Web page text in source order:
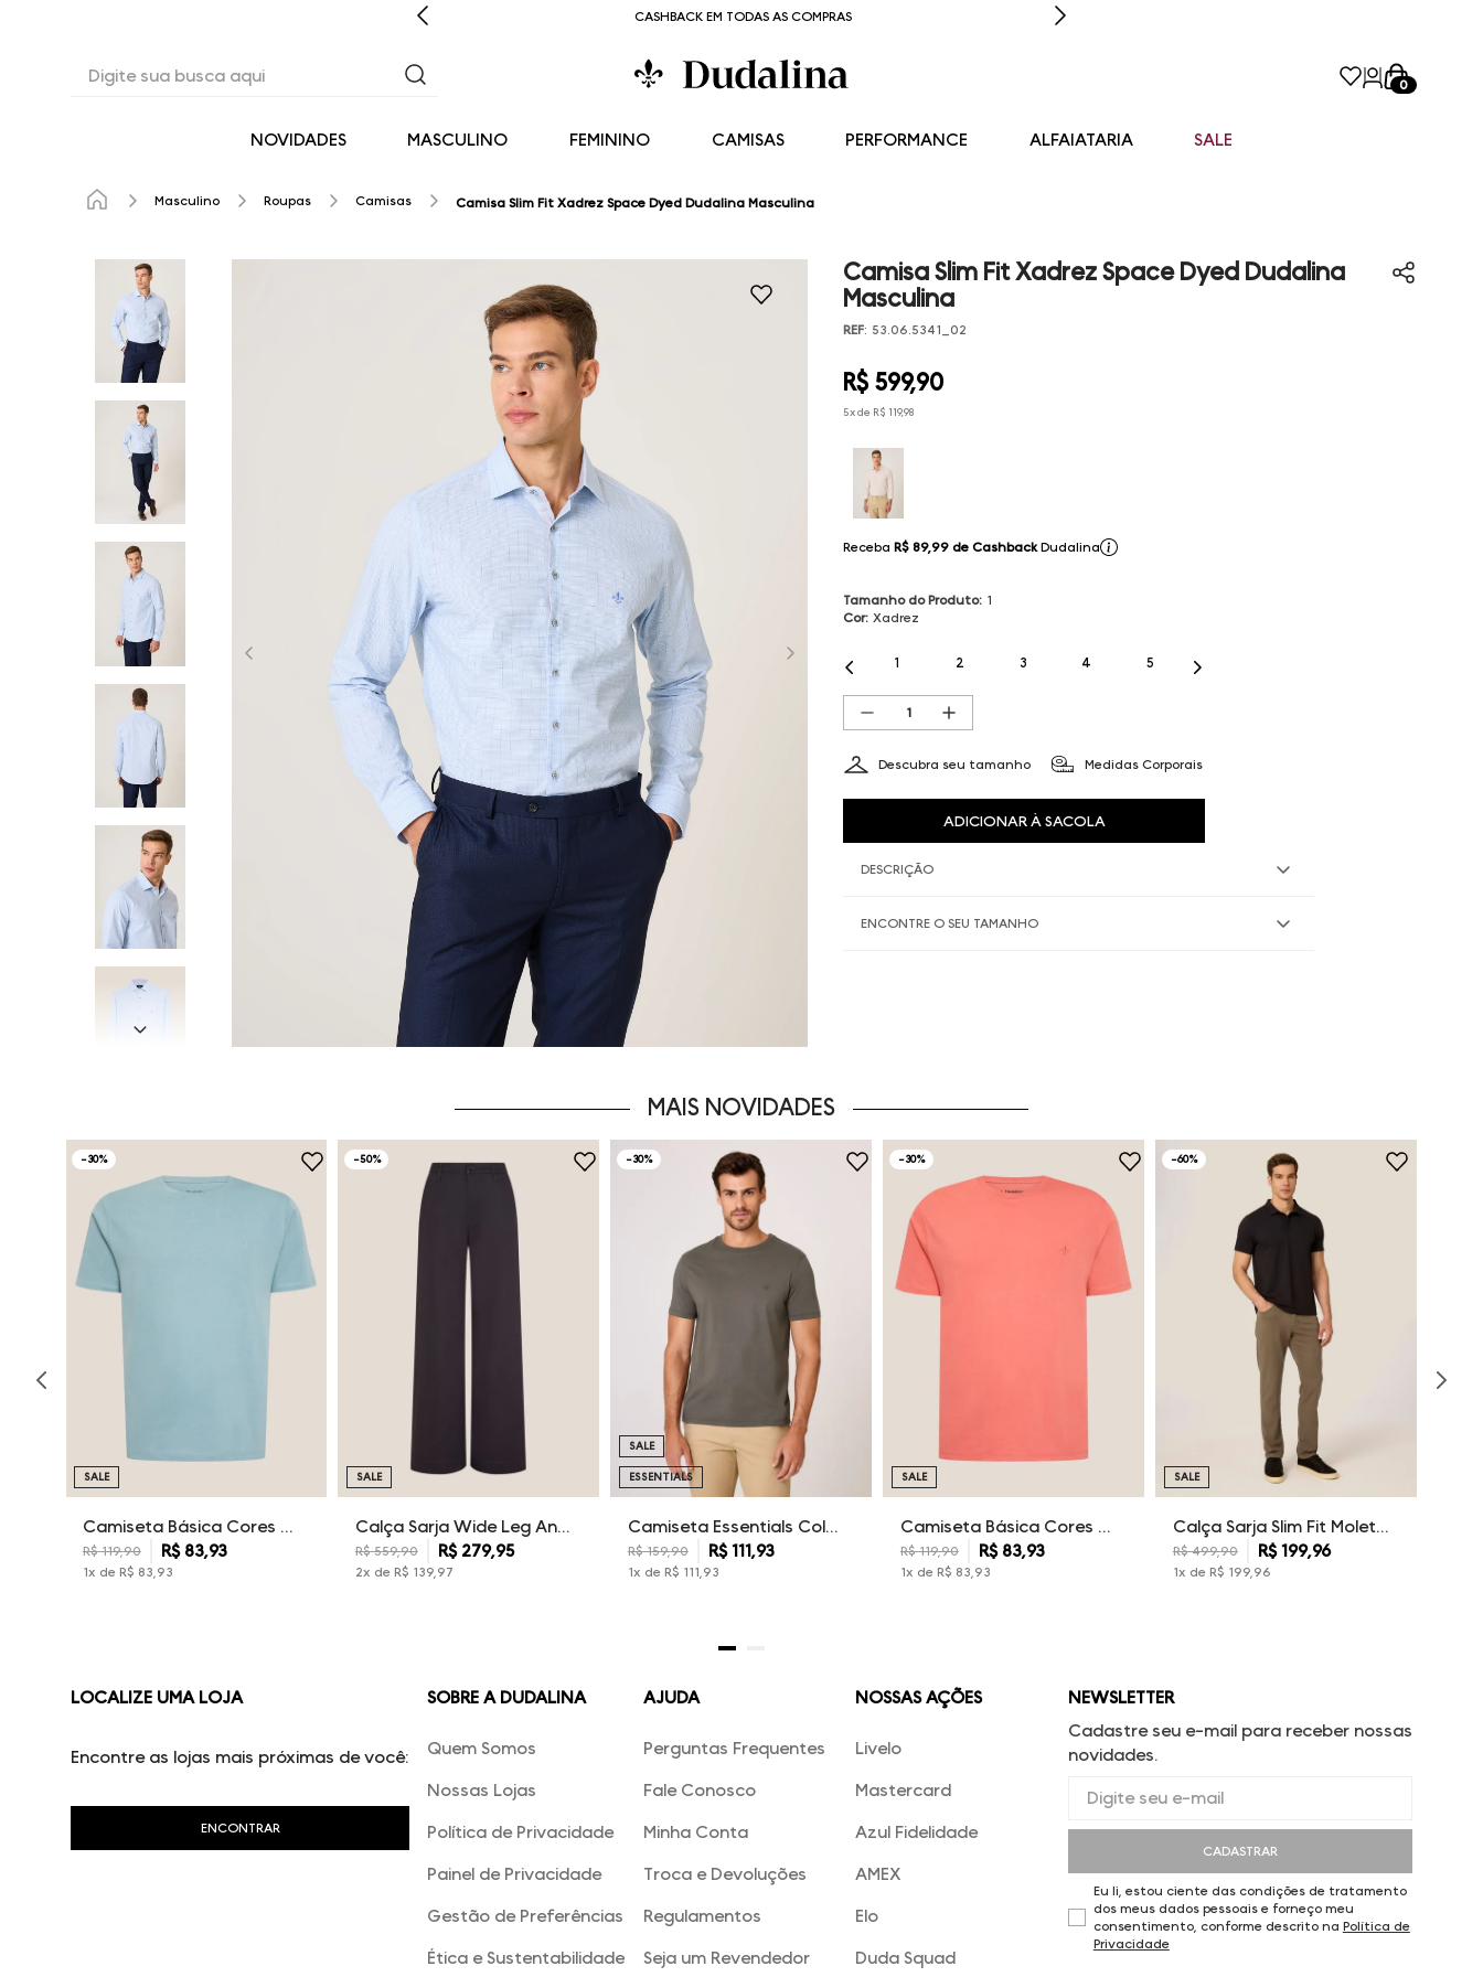
CASHBACK EM TODAS AS COMPRAS
0
NOVIDADES MASCULINO FEMININO CAMISAS PERFORMANCE ALFAIATARIA SALE
Masculino Roupas Camisas Camisa Slim Fit Xadrez Space Dyed Dudalina Masculina
Camisa Slim Fit Xadrez Space Dyed Dudalina
Masculina
REF: 53.06.5341_02
R$ 599,90
5x de R$ 119,98
Receba R$ 89,99 de Cashback Dudalina
Tamanho do Produto: 1
Cor: Xadrez
1 2 3 4 5
Descubra seu tamanho Medidas Corporais
ADICIONAR À SACOLA
DESCRIÇÃO
ENCONTRE O SEU TAMANHO
MAIS NOVIDADES
-30%
Camiseta Básica Cores Dudalina Masculina
R$ 119,90 R$ 83,93
1x de R$ 83 93
SALE
-50%
Calça Sarja Wide Leg Ana Dudalina Feminina
R$ 559,90 R$ 279,95
2x de R$ 139, 97
SALE
-30%
Camiseta Essentials Color Dudalina Masculina
R$ 159,90 R$111,93
1x de R$ 111 93
SALE
ESSENTIALS
-30%
Camiseta Básica Cores Dudalina Masculina
R$ 119,90 R$ 83,93
1x de R$ 83 93
SALE
-60%
Calça Sarja Slim Fit Moletom Dudalina Masculina
R$ 499,90 R$199,96
1x de R$ 199, 96
SALE
LOCALIZE UMA LOJA
Encontre as lojas mais próximas de você:
SOBRE A DUDALINA
Quem Somos
Nossas Lojas
Política de Privacidade
Painel de Privacidade
Gestão de Preferências
Ética e Sustentabilidade
AJUDA
Perguntas Frequentes
Fale Conosco
Minha Conta
Troca e Devoluções
Regulamentos
Seja um Revendedor
NOSSAS AÇÕES
Livelo
Mastercard
Azul Fidelidade
AMEX
Elo
Duda Squad
NEWSLETTER
Cadastre seu e-mail para receber nossas
novidades.
CADASTRAR
Eu li, estou ciente das condições de tratamento
dos meus dados pessoais e forneço meu
consentimento, conforme descrito na Política de
Privacidade